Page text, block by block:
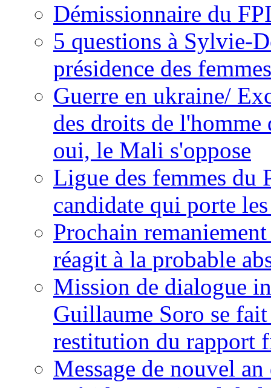
Démissionnaire du
5 questions à Sylvie-
présidence des
Guerre en ukraine/
des droits de
oui, le Mali s'oppose
Ligue des femmes du
candidate qui porte
Prochain
réagit à la probable
Mission de dialogue
Guillaume Soro se
restitution du rapport
Message de nouvel